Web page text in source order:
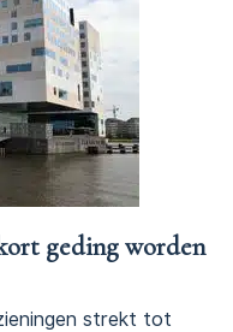
geding worden
strekt tot